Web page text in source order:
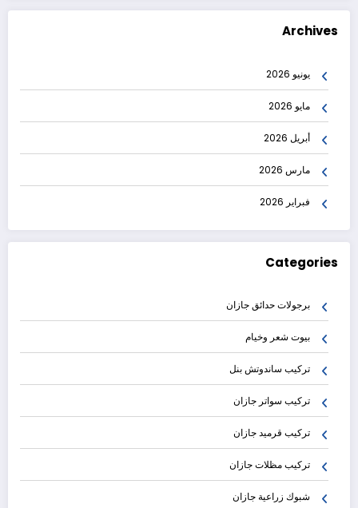
Archives
يونيو 2026
مايو 2026
أبريل 2026
مارس 2026
فبراير 2026
Categories
برجولات حدائق جازان
بيوت شعر وخيام
تركيب ساندوتش بنل
تركيب سواتر جازان
تركيب قرميد جازان
تركيب مظلات جازان
شبوك زراعية جازان